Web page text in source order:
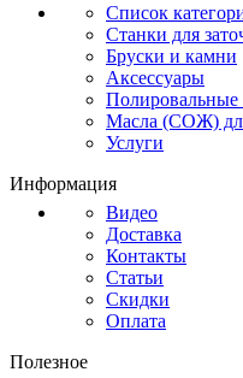
Список
Станки для
Бруски и камни
Аксессуары
Полировальные
Масла (СОЖ)
Услуги
Информация
Видео
Доставка
Контакты
Статьи
Скидки
Оплата
Полезное